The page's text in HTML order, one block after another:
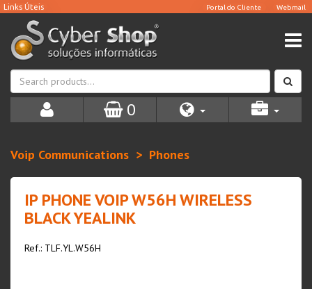
0
Voip Communications Phones
IP PHONE VOIP W56H WIRELESS
BLACK YEALINK
Ref.: TLF.YL.W56H